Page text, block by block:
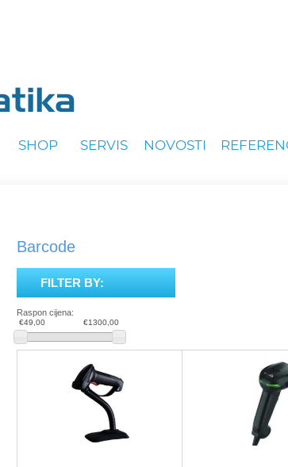
SHOP SERVIS NOVOSTI
Barcode
FILTER BY:
Raspon cijena:
€49,00 €1300,00